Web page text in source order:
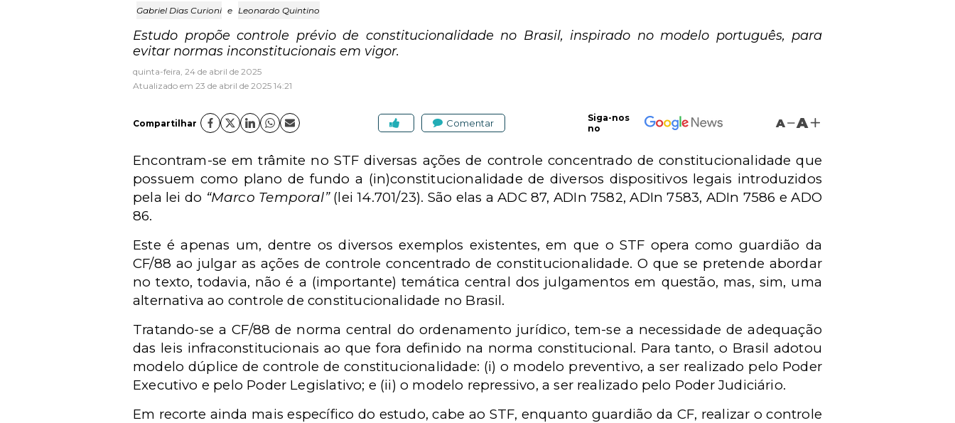
Gabriel Dias Curioni e Leonardo Quintino
Estudo propõe controle prévio de constitucionalidade no Brasil, inspirado no modelo português, para
evitar normas inconstitucionais em vigor.
quinta-feira, 24 de abril de 2025
Atualizado em 23 de abril de 2025 14:21
Compartilhar Comentar
Siga-nos
no
A A
Encontram-se em trâmite no STF diversas ações de controle concentrado de constitucionalidade que
possuem como plano de fundo a (in)constitucionalidade de diversos dispositivos legais introduzidos
pela lei do “Marco Temporal”(lei 14.701/23). São elas a ADC 87, ADIn 7582, ADIn 7583, ADIn 7586 e ADO
86.
Este é apenas um, dentre os diversos exemplos existentes, em que o STF opera como guardião da
CF/88 ao julgar as ações de controle concentrado de constitucionalidade. O que se pretende abordar
no texto, todavia, não é a (importante) temática central dos julgamentos em questão, mas, sim, uma
alternativa ao controle de constitucionalidade no Brasil.
Tratando-se a CF/88 de norma central do ordenamento jurídico, tem-se a necessidade de adequação
das leis infraconstitucionais ao que fora definido na norma constitucional. Para tanto, o Brasil adotou
modelo dúplice de controle de constitucionalidade: (i) o modelo preventivo, a ser realizado pelo Poder
Executivo e pelo Poder Legislativo; e (ii) o modelo repressivo, a ser realizado pelo Poder Judiciário.
Em recorte ainda mais específico do estudo, cabe ao STF, enquanto guardião da CF, realizar o controle